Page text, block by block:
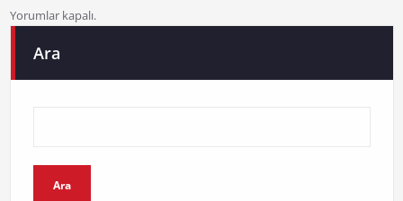
Yorumlar kapalı.
Ara
Ara